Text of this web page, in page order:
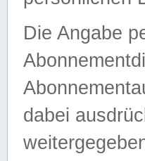
Die Angabe
dabei